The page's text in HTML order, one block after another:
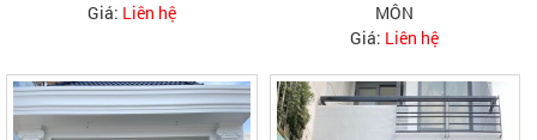
Giá: Liên hệ
MÔN
Giá: Liên hệ